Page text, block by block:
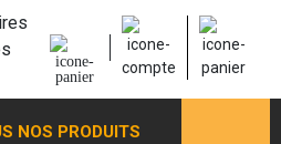
NOS PRODUITS